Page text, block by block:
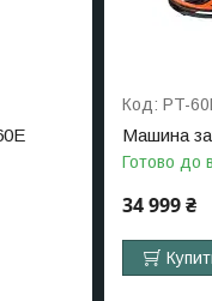
PT-60L
Машина
Готово до
34 999 ₴